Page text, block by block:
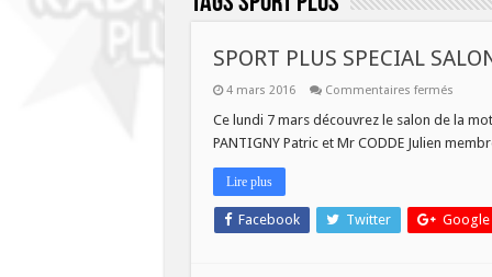
SPORT PLUS SPECIAL
4 mars 2016 Commentaires ferméssur
PLUS
SALON
Ce lundi 7 mars découvrez le salon de la
PANTIGNY Patric et Mr CODDE Julien
Lire plus
Facebook Twitter Google